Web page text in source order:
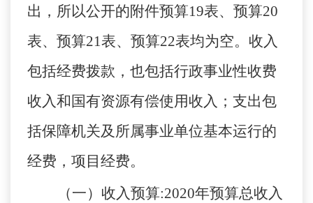
出，所以公开的附件预算19表、预算20
表、预算21表、预算22表均为空。 收入
包括经费拨款，也包括行政事业性收费
收入和国有资源有偿使用收入； 支出包
括保障机关及所属事业单位基本运行的
经费， 项目经费。
（一）收入预算:2020年预算总收入